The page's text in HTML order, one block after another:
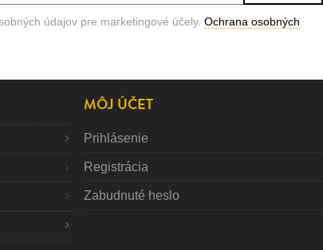
údajov pre marketingové účely. Ochrana osobných
MÔJ ÚČET
Prihlásenie
Registrácia
Zabudnuté heslo